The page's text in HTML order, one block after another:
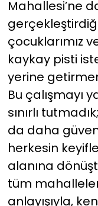
Mahallesi’ne
çocuklarımız
kaykay pisti
yerine
Bu çalışmayı
sınırlı
da daha
herkesin
alanına
tüm
anlayışıyla,